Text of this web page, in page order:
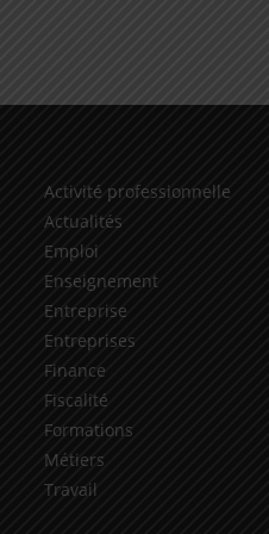
Activité professionnelle
Actualités
Emploi
Enseignement
Entreprise
Entreprises
Finance
Fiscalité
Formations
Métiers
Travail